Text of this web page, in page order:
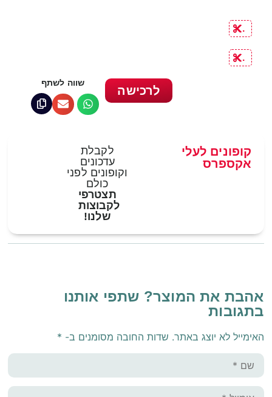
.
.
שווה לשתף
לרכישה
לקבלת
עדכונים
וקופונים לפני
כולם
תצטרפי
לקבוצות
שלנו!
קופונים לעלי
אקספרס
אהבת את המוצר? שתפי אותנו
בתגובות
האימייל לא יוצג באתר. שדות החובה מסומנים ב- *